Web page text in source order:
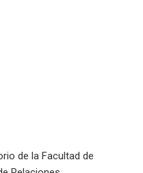
de la Facultad de